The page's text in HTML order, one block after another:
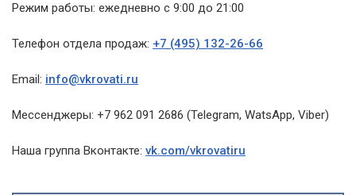
Режим работы: ежедневно с 9:00 до 21:00
Телефон отдела продаж: +7 (495) 132-26-66
Email: info@vkrovati.ru
Мессенджеры: +7 962 091 2686 (Telegram, WatsApp, Viber)
Наша группа Вконтакте: vk.com/vkrovatiru